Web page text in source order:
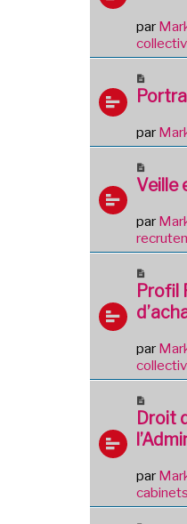
a
u
s
a
g
par
o
v
e
u
m
s
s
e
par
o
v
e
a
m
e
s
a
g
e
Veille
par
o
u
v
a
u
s
s
g
e
Profil
par
o
u
v
a
u
Droit
par